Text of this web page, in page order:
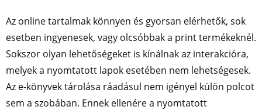
Az online tartalmak könnyen és gyorsan elérhetők, sok
esetben ingyenesek, vagy olcsóbbak a print termékeknél.
Sokszor olyan lehetőségeket is kínálnak az interakcióra,
melyek a nyomtatott lapok esetében nem lehetségesek.
Az e-könyvek tárolása ráadásul nem igényel külön polcot
sem a szobában. Ennek ellenére a nyomtatott